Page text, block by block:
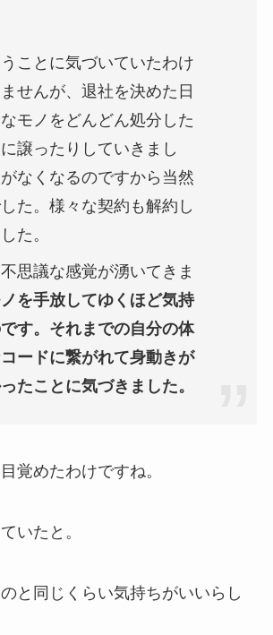
ことに気づいていたわけ
せんが、退社を決めた日
モノをどんどん処分した
譲ったりしていきまし
なくなるのですから当然
た。様々な契約も解約し
た。
思議な感覚が湧いてきま
を手放してゆくほど気持
す。それまでの自分の体
ードに繋がれて身動きが
たことに気づきました。
覚めたわけですね。
いたと。
と同じくらい気持ちがいいらし